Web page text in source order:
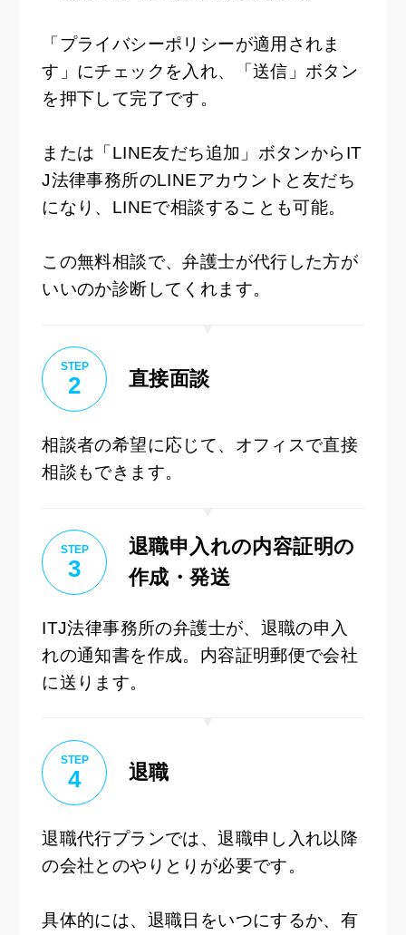
「プライバシーポリシーが適用されま
す」にチェックを入れ、「送信」ボタン
を押下して完了です。
または「LINE友だち追加」ボタンからIT
J法律事務所のLINEアカウントと友だち
になり、LINEで相談することも可能。
この無料相談で、弁護士が代行した方が
いいのか診断してくれます。
STEP
2 直接面談
相談者の希望に応じて、オフィスで直接
相談もできます。
STEP
3
退職申入れの内容証明の
作成・発送
ITJ法律事務所の弁護士が、退職の申入
れの通知書を作成。内容証明郵便で会社
に送ります。
STEP
4 退職
退職代行プランでは、退職申し入れ以降
の会社とのやりとりが必要です。
具体的には、退職日をいつにするか、有